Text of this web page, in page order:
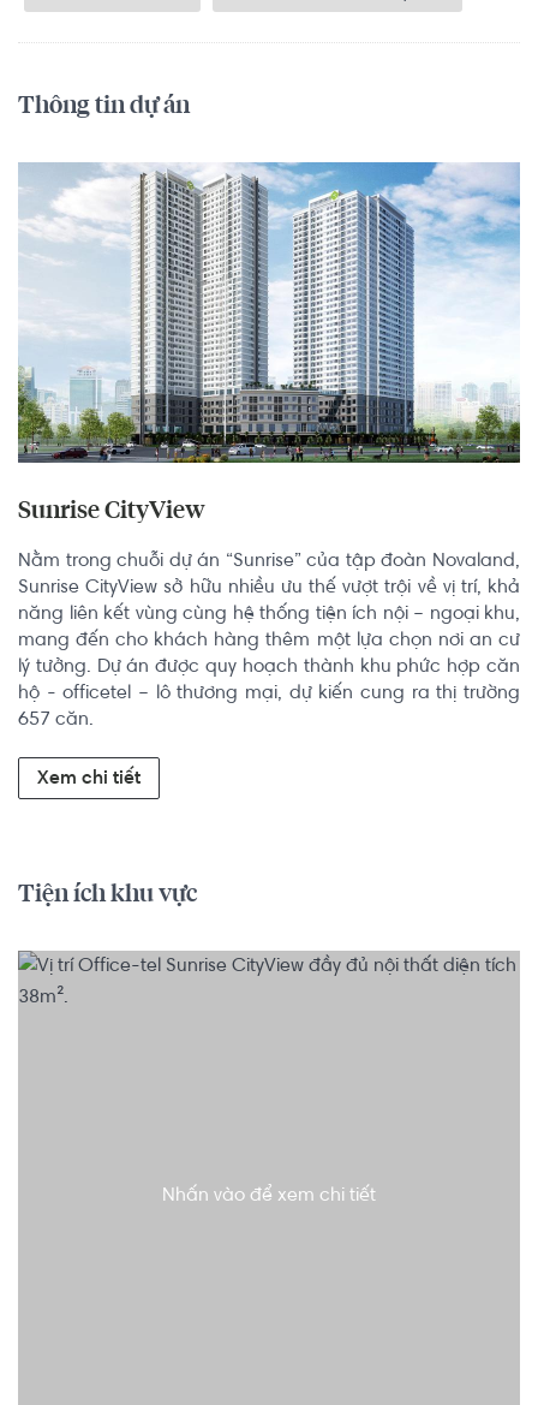
Thông tin dự án
Sunrise CityView
Nằm trong chuỗi dự án “Sunrise” của tập đoàn Novaland,
Sunrise CityView sở hữu nhiều ưu thế vượt trội về vị trí, khả
năng liên kết vùng cùng hệ thống tiện ích nội – ngoại khu,
mang đến cho khách hàng thêm một lựa chọn nơi an cư
lý tưởng. Dự án được quy hoạch thành khu phức hợp căn
hộ - officetel – lô thương mại, dự kiến cung ra thị trường
657 căn.
Xem chi tiết
Tiện ích khu vực
Nhấn vào để xem chi tiết